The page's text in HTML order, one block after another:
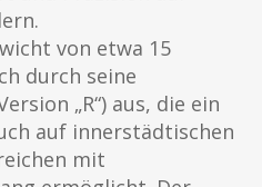
von etwa 15
durch seine
„R“) aus, die ein
auf innerstädtischen
mit